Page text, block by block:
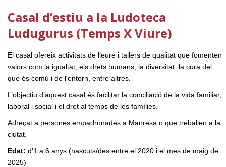
Casal d’estiu a la Ludoteca
Ludugurus (Temps X Viure)
El casal ofereix activitats de lleure i tallers de qualitat que fomenten
valors com la igualtat, els drets humans, la diversitat, la cura del
que és comú i de l'entorn, entre altres.
L’objectiu d’aquest casal és facilitar la conciliació de la vida familiar,
laboral i social i el dret al temps de les famílies.
Adreçat a persones empadronades a Manresa o que treballen a la
ciutat.
Edat: d'1 a 6 anys (nascuts/des entre el 2020 i el mes de maig de
2025)